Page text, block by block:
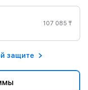
107 085 ₸
защите